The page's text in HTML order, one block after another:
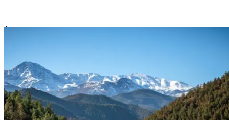
mélanges mystérieux
Ici, le voyage devient olfactif, gustatif, profondément vivant. On
échange quelques mots avec les marchands, on découvreles secrets
de la cuisine marocaineet on repart l’imaginaire rempli de recettes
et d’envies d’ailleurs. Dans ce coin vibrant d’Afrique du Nord, les